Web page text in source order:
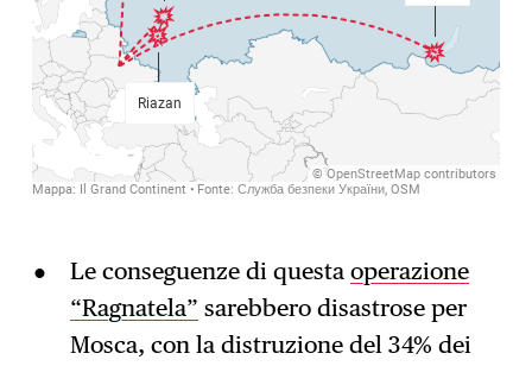
Le conseguenze di questa operazione
“Ragnatela” sarebbero disastrose per
Mosca, con la distruzione del 34% dei